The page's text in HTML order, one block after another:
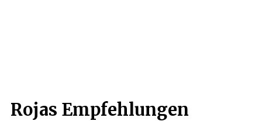
Rojas Empfehlungen